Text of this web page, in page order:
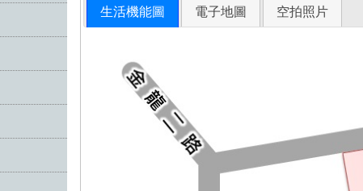
生活機能圖 電子地圖 空拍照片